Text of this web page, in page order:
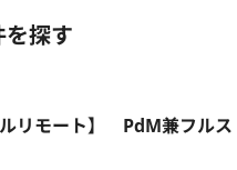
探す
リモート】 PdM兼フルス